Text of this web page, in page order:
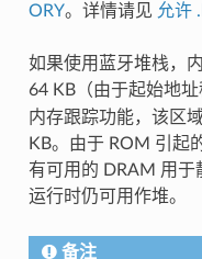
ORY。详情请见 允许
如果使用蓝牙堆栈，
64 KB（由于起始地址
内存跟踪功能，该区
KB。由于 ROM 引起
有可用的 DRAM 用
运行时仍可用作堆。
备注